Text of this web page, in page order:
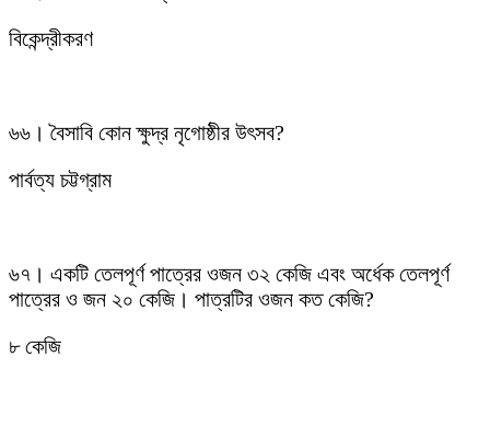
বিকেন্দ্রীকরণ
৬৬। বৈসাবি কোন ক্ষুদ্র নৃগোষ্ঠীর উৎসব?
পার্বত্য চট্টগ্রাম
৬৭। একটি তেলপূর্ণ পাত্রের ওজন ৩২ কেজি এবং অর্ধেক তেলপূর্ণ
পাত্রের ও জন ২০ কেজি। পাত্রটির ওজন কত কেজি?
৮ কেজি